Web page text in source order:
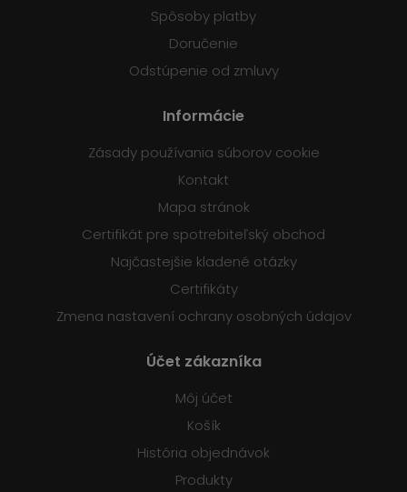
Spôsoby platby
Doručenie
Odstúpenie od zmluvy
Informácie
Zásady používania súborov cookie
Kontakt
Mapa stránok
Certifikát pre spotrebiteľský obchod
Najčastejšie kladené otázky
Certifikáty
Zmena nastavení ochrany osobných údajov
Účet zákazníka
Môj účet
Košík
História objednávok
Produkty